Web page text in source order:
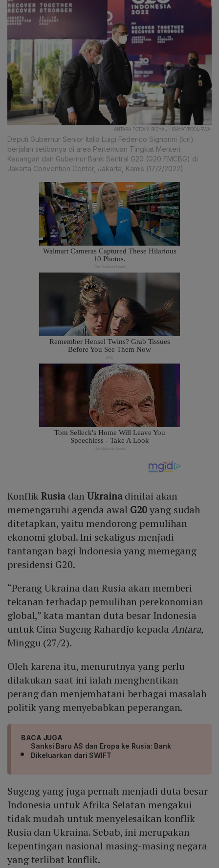
ANTARA FOTO/M RISYAL HIDAYAT/POOL/RWA.
Deputi Gubernur Senior Italia Luigi Federico Signorini (kiri)
berjalan setibanya di area Pertemuan Tingkat Menteri
Keuangan dan Gubernur Bank Sentral G20 (G20 FMCBG) di
Jakarta Convention Center, Jakarta, Kamis (17/2/2022).
KonflikRusiadanUkrainadinilai akan
memengaruhi agenda awal G20yang sudah
ditetapkan, yaitu mendorong pemulihan
ekonomi global. Ini sekaligus menjadi
tantangan bagi Indonesia yang memegang
presidensi G20.
“Perang Ukraina dan Rusia akan memberi
tekanan terhadap pemulihan perekonomian
global,” kata mantan duta besar Indonesia
untuk Cina Sugeng Rahardjo kepada Antara,
Minggu (27/2).
Oleh karena itu, menurutnya yang perlu
dilakukan saat ini ialah menghentikan
perang dan menjembatani berbagai masalah
politik yang menyebabkan peperangan.
BACA JUGA
Sanksi Baru AS dan Eropa ke Rusia: Bank
Dikeluarkan dari SWIFT
Sugeng yang juga pernah menjadi duta besar
Indonesia untuk Afrika Selatan mengakui
tidak mudah untuk menyelesaikan konflik
Rusia dan Ukraina. Sebab, ini merupakan
kepentingan nasional masing-masing negara
yang terlibat konflik.